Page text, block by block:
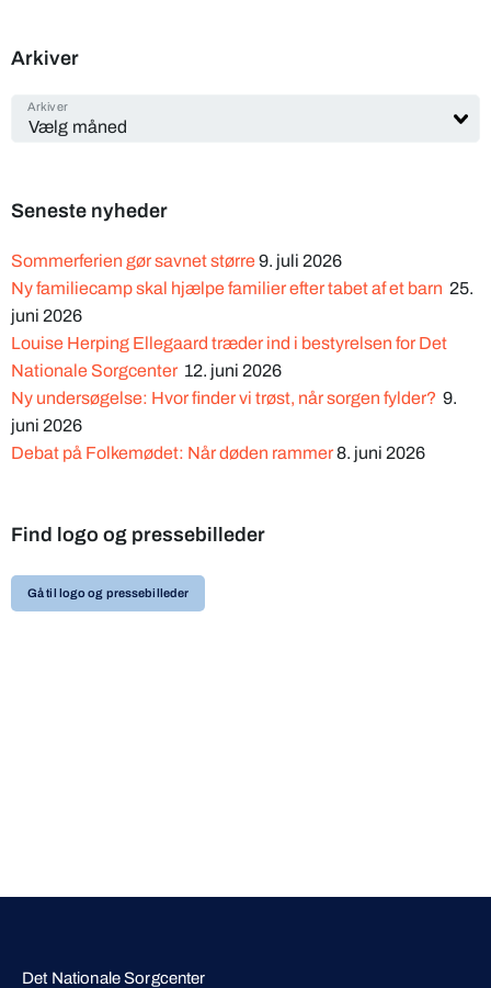
Arkiver
Arkiver
Seneste nyheder
Sommerferien gør savnet større9. juli 2026
Ny familiecamp skal hjælpe familier efter tabet af et barn 25.
juni 2026
Louise Herping Ellegaard træder ind i bestyrelsen for Det
Nationale Sorgcenter 12. juni 2026
Ny undersøgelse: Hvor finder vi trøst, når sorgen fylder? 9.
juni 2026
Debat på Folkemødet: Når døden rammer8. juni 2026
Find logo og pressebilleder
Gå til logo og pressebilleder
Det Nationale Sorgcenter